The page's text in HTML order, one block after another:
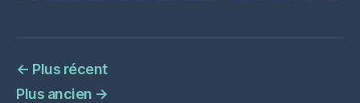
← Plus récent
Plus ancien →